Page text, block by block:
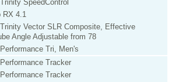
SpeedControl
RX 4.1
Vector SLR Composite, Effective
Angle Adjustable from 78
Tri, Men's
Tracker
Tracker